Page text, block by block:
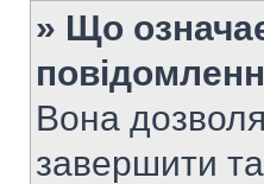
» Що
Вона
завершити